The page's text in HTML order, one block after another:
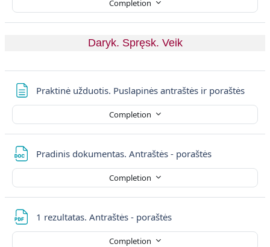
Completion
Daryk. Spręsk. Veik
Praktinė užduotis. Puslapinės antraštės ir poraštėsPage
Completion
Pradinis dokumentas. Antraštės - poraštės
Completion
1 rezultatas. Antraštės - poraštės
Completion